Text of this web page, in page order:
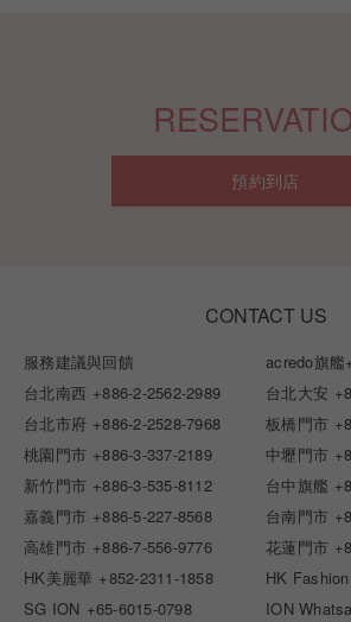
預約到店
CONTACT US
服務建議與回饋 acredo旗艦
台北南西 +886-2-2562-2989 台北大安
台北市府 +886-2-2528-7968 板橋門市
桃園門市 +886-3-337-2189 中壢門市
新竹門市 +886-3-535-8112 台中旗艦
嘉義門市 +886-5-227-8568 台南門市
高雄門市 +886-7-556-9776 花蓮門市
HK美麗華 +852-2311-1858 HK
SG ION +65-6015-0798 ION